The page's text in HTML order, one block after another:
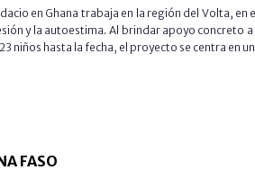
en Ghana trabaja en la región del Volta,
y la autoestima. Al brindar apoyo concreto
niños hasta la fecha, el proyecto se centra en
FASO